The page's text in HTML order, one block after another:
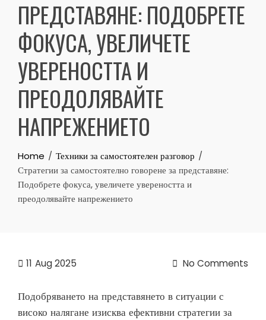
ПРЕДСТАВЯНЕ: ПОДОБРЕТЕ
ФОКУСА, УВЕЛИЧЕТЕ
УВЕРЕНОСТТА И
ПРЕОДОЛЯВАЙТЕ
НАПРЕЖЕНИЕТО
Home
Техники за самостоятелен разговор
Стратегии за самостоятелно говорене за представяне:
Подобрете фокуса, увеличете увереността и
преодолявайте напрежението
11 Aug 2025 No Comments
Подобряването на представянето в ситуации с
високо налягане изисква ефективни стратегии за